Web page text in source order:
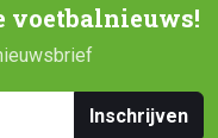
voetbalnieuws!
Inschrijven